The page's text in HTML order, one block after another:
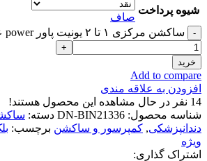
شیوه پرداخت
صاف
ساکشن مرکزی ۱ تا ۲ یونیت پاور power عدد
خرید
Add to compare
افزودن به علاقه مندی
14 نفر در حال مشاهده این محصول هستند!
شناسه محصول: DN-BIN21336 دسته:
دندانپزشکی, کمپرسور و ساکشن برچسب:
ویژه
اشتراک گذاری: